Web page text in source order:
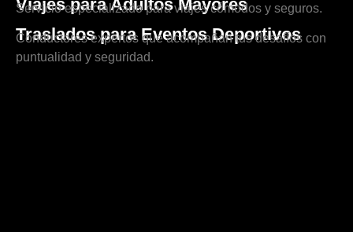
Viajes para Adultos Mayores
Servicio especializado para viajes cómodos y seguros.
Traslados para Eventos Deportivos
Conductores expertos que acompañan tus desafíos con
puntualidad y seguridad.